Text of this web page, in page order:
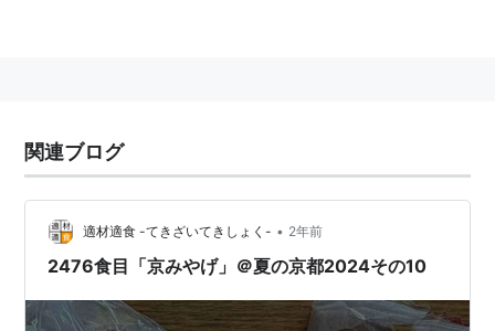
関連ブログ
適材適食 -てきざいてきしょく- • 2年前
2476食目「京みやげ」＠夏の京都2024その10